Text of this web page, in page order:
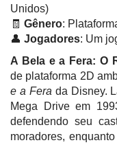
Unidos)
🧾 Gênero:
👤 Jogadores: Um
A Bela e a Fera: O
de plataforma 2D
e a Fera da Disney.
Mega Drive em
defendendo seu
moradores,